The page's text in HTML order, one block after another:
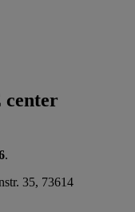
center
.
35, 73614